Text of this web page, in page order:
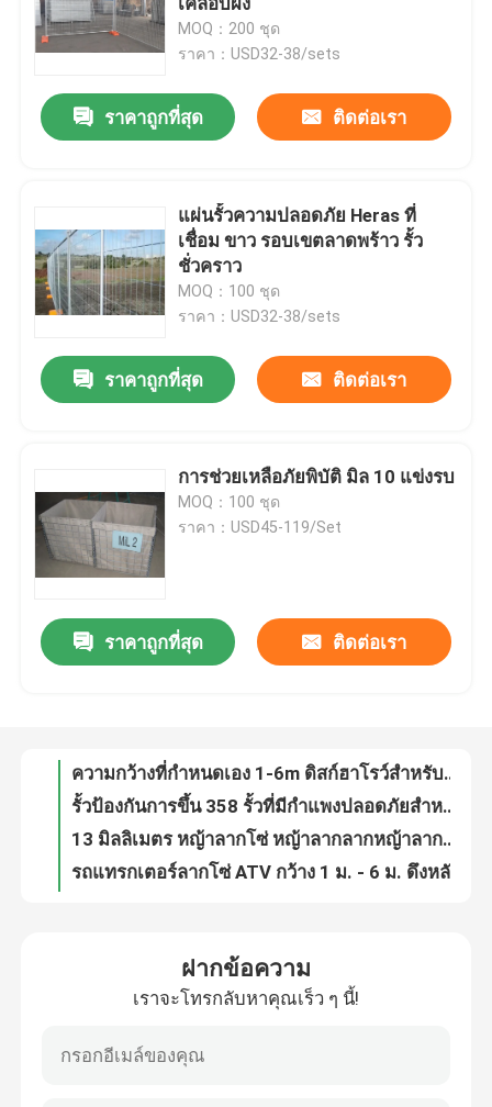
สินค้า
ทัวร์โรงงาน
ควบคุมคุณภาพ
MOQ：200 ชุด
ราคา：USD32-38/sets
ราคาถูกที่สุด ติดต่อเรา
แผ่นรั้วความปลอดภัย Heras ที่
เชื่อม ขาว รอบเขตลาดพร้าว รั้ว
ชั่วคราว
MOQ：100 ชุด
ราคา：USD32-38/sets
ราคาถูกที่สุด ติดต่อเรา
การช่วยเหลือภัยพิบัติ มิล 10 แข่งรบ
MOQ：100 ชุด
ราคา：USD45-119/Set
ราคาถูกที่สุด ติดต่อเรา
ความกว้างที่กําหนดเอง 1-6m ดิสก์ฮาโรว์สําหรับการจัดการที่ดิน ความยาว 1-2m หรือกําหนดเอง
3.6M มินิเกษตรกรรมแทรกเตอร์ติด ATV หนามหญ้าสําหรับการเกษตร
โกลาซิเนียม 3 จุด Hooked สปริงฟันดึง Harrow สําหรับแทรกเตอร์
ผนังไฟไหม้ โลหะ Hex Mesh AISI304 เครือข่าย Mesh Hexagonal
ฝากข้อความ
เราจะโทรกลับหาคุณเร็ว ๆ นี้!